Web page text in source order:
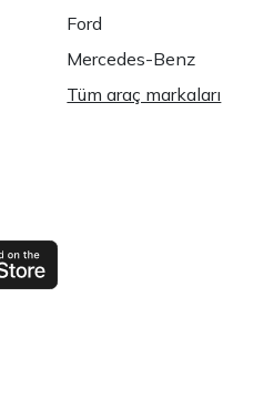
Ford
Mercedes-Benz
Tüm araç markaları